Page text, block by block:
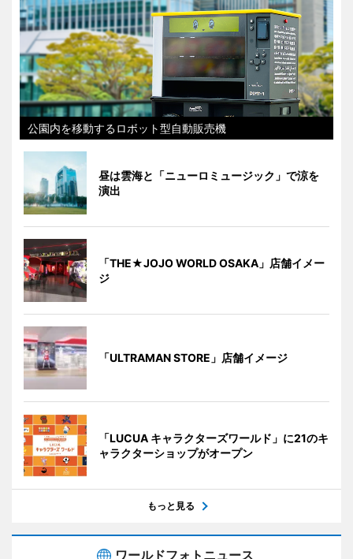
公園内を移動するロボット型自動販売機
昼は雲海と「ニューロミュージック」で涼を
演出
「THE★JOJO WORLD OSAKA」店舗イメー
ジ
「ULTRAMAN STORE」店舗イメージ
「LUCUA キャラクターズワールド」に21のキ
ャラクターショップがオープン
もっと見る
ワールドフォトニュース